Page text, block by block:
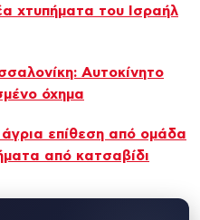
χτυπήματα του Ισραήλ
Αυτοκίνητο
όχημα
άγρια επίθεση από ομάδα
από κατσαβίδι